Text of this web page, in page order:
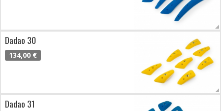
Dadao 30
134,00 €
Dadao 31